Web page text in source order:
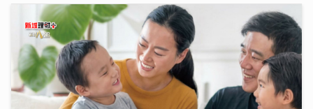
醫療科技日新月異 AXA安盛「愛唯守」系列確保您的保
障跟得上